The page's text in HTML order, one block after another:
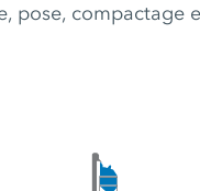
pose, compactage